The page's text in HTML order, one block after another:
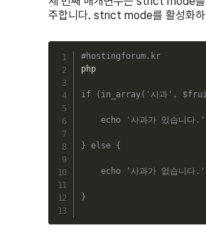
주합니다. strict mode를 활성화하
#hostingforum.kr
php
if ( in_array( '사과' ,
echo '사과가 있습니다.'
} else {
echo '사과가 없습니다.'
}